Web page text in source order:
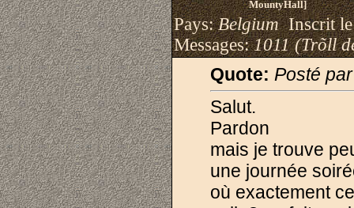
MountyHall]
Pays:BelgiumInscrit
Messages:1011 (Trõll
Quote: Posté
Salut.
Pardon
mais je trouve
une journée
où exactement